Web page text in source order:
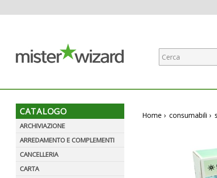
CATALOGO
ARCHIVIAZIONE
ARREDAMENTO E COMPLEMENTI
CANCELLERIA
CARTA
Home › consumabili ›